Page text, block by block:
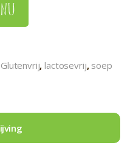
Glutenvrij,lactosevrij, soep